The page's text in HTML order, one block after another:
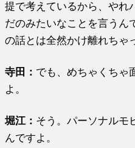
提で考えているから、やれ
だのみたいなことを言う
の話とは全然かけ離れちゃ
寺田： でも、めちゃくちゃ
よ。
堀江 ： そう。パーソナルモ
んですよ。